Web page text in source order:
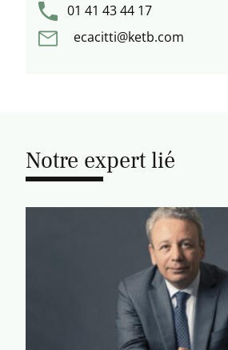
01 41 43 44 17
ecacitti@ketb.com
Notre expert lié